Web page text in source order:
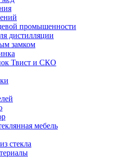
промышенности
дистилляции
замком
Твист и СКО
мебель
стекла